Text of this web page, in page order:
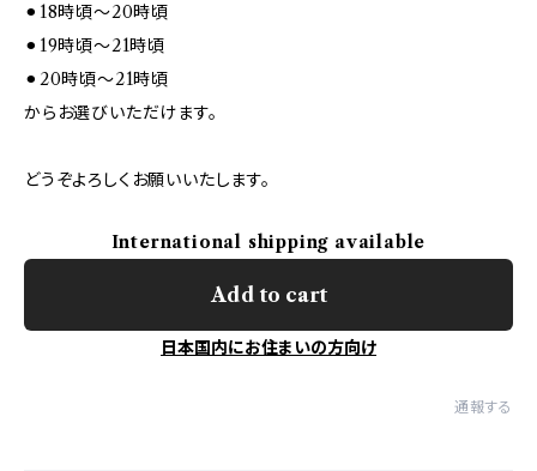
⚫︎18時頃～20時頃
⚫︎19時頃～21時頃
⚫︎20時頃～21時頃
からお選びいただけます。
どうぞよろしくお願いいたします。
International shipping available
Add to cart
日本国内にお住まいの方向け
通報する